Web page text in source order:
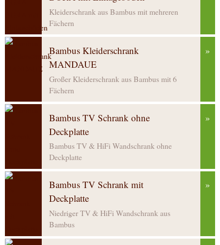
Kleiderschrank aus Bambus mit mehreren
Fächern
Bambus Kleiderschrank
MANDAUE
Großer Kleiderschrank aus Bambus mit 6
Fächern
»
Bambus TV Schrank ohne
Deckplatte
Bambus TV & HiFi Wandschrank ohne
Deckplatte
»
Bambus TV Schrank mit
Deckplatte
Niedriger TV & HiFi Wandschrank aus
Bambus
»